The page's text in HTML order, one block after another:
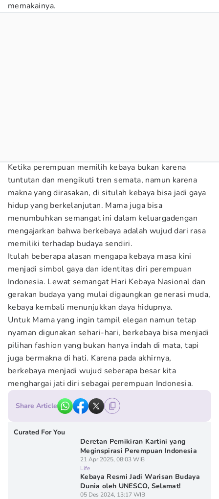
memakainya.
Ketika perempuan memilih kebaya bukan karena
tuntutan dan mengikuti tren semata, namun karena
makna yang dirasakan, di situlah kebaya bisa jadi gaya
hidup yang berkelanjutan. Mama juga bisa
menumbuhkan semangat ini dalam keluargadengan
mengajarkan bahwa berkebaya adalah wujud dari rasa
memiliki terhadap budaya sendiri.
Itulah beberapa alasan mengapa kebaya masa kini
menjadi simbol gaya dan identitas diri perempuan
Indonesia. Lewat semangat Hari Kebaya Nasional dan
gerakan budaya yang mulai digaungkan generasi muda,
kebaya kembali menunjukkan daya hidupnya.
Untuk Mama yang ingin tampil elegan namun tetap
nyaman digunakan sehari-hari, berkebaya bisa menjadi
pilihan fashion yang bukan hanya indah di mata, tapi
juga bermakna di hati. Karena pada akhirnya,
berkebaya menjadi wujud seberapa besar kita
menghargai jati diri sebagai perempuan Indonesia.
Share Article
Curated For You
Deretan Pemikiran Kartini yang
Meginspirasi Perempuan Indonesia
21 Apr 2025, 08:03 WIB
Life
Kebaya Resmi Jadi Warisan Budaya
Dunia oleh UNESCO, Selamat!
05 Des 2024, 13:17 WIB